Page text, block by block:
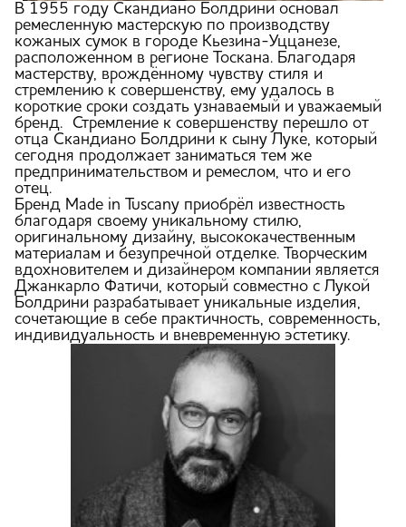
В 1955 году Скандиано Болдрини основал
ремесленную мастерскую по производству
кожаных сумок в городе Кьезина-Уццанезе,
расположенном в регионе Тоскана. Благодаря
мастерству, врождённому чувству стиля и
стремлению к совершенству, ему удалось в
короткие сроки создать узнаваемый и уважаемый
бренд. Стремление к совершенству перешло от
отца Скандиано Болдрини к сыну Луке, который
сегодня продолжает заниматься тем же
предпринимательством и ремеслом, что и его
отец.
Бренд Made in Tuscany приобрёл известность
благодаря своему уникальному стилю,
оригинальному дизайну, высококачественным
материалам и безупречной отделке. Творческим
вдохновителем и дизайнером компании является
Джанкарло Фатичи, который совместно с Лукой
Болдрини разрабатывает уникальные изделия,
сочетающие в себе практичность, современность,
индивидуальность и вневременную эстетику.